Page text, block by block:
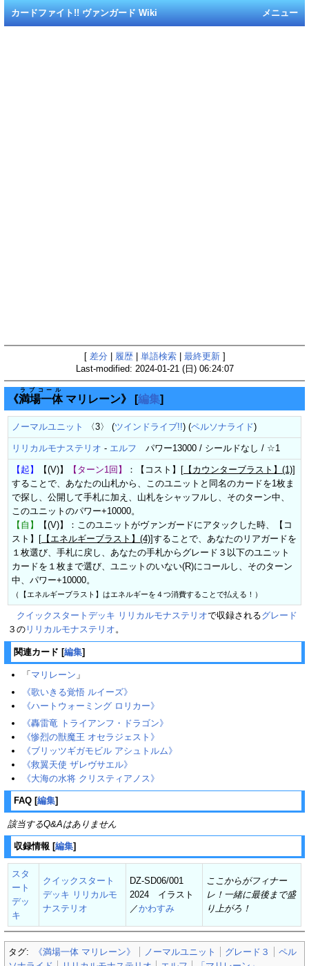
メニュー
カードファイト!! ヴァンガード Wiki
[ 差分 履歴| 単語検索| 最終更新]
Last-modified: 2024-01-21 (日) 06:24:07
《満場一体
ラブコール
マリレーン》 [編集]
ノーマルユニット 〈3〉 (ツインドライブ!!) (ペルソナライド)
リリカルモナステリオ - エルフ パワー13000 / シールドなし / ☆1
【起】 【(V)】 【ターン1回】 ：【コスト】[ 【カウンターブラスト】(1)]
することで、あなたの山札から、このユニットと同名のカードを1枚ま
で探し、公開して手札に加え、山札をシャッフルし、そのターン中、
このユニットのパワー+10000。
【自】
【(V)】：このユニットがヴァンガードにアタックした時、【コ
スト】[ 【エネルギーブラスト】(4)]することで、あなたのリアガードを
１枚選び、手札に戻し、あなたの手札からグレード３以下のユニット
カードを１枚まで選び、ユニットのいない(R)にコールし、そのターン
中、パワー+10000。
（【エネルギーブラスト】はエネルギーを４つ消費することで払える！）
クイックスタートデッキ リリカルモナステリオで収録されるグレード
３の リリカルモナステリオ。
関連カード [編集]
「 マリレーン 」
《歌いきる覚悟 ルイーズ》
《ハートウォーミング ロリカー》
《轟雷竜 トライアンフ・ドラゴン》
《惨烈の獣魔王 オセラジェスト》
《ブリッツギガモビル アシュトルム》
《救翼天使 ザレヴサエル》
《大海の水将 クリスティアノス》
FAQ [編集]
該当するQ&Aはありません
収録情報 [編集]
スタ
ート
デッ
キ
クイックスタート
デッキ リリカルモ
ナステリオ
DZ-SD06/001
2024 イラスト
／かわすみ
ここからがフィナー
レ！一緒に最後まで盛
り上がろ！
タグ: 《満場一体 マリレーン》 ノーマルユニット グレード３
ペル